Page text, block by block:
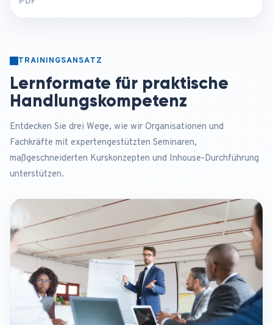
TRAININGSANSATZ
Lernformate für praktische
Handlungskompetenz
Entdecken Sie drei Wege, wie wir Organisationen und
Fachkräfte mit expertengestützten Seminaren,
maßgeschneiderten Kurskonzepten und Inhouse-Durchführung
unterstützen.